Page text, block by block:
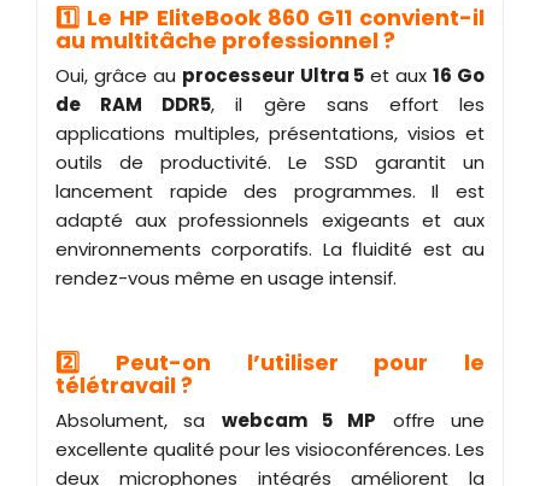
1️⃣ Le HP EliteBook 860 G11 convient-il
au multitâche professionnel ?
Oui, grâce au processeur Ultra 5 et aux16 Go
de RAM DDR5, il gère sans effort les
applications multiples, présentations, visios et
outils de productivité. Le SSD garantit un
lancement rapide des programmes. Il est
adapté aux professionnels exigeants et aux
environnements corporatifs. La fluidité est au
rendez-vous même en usage intensif.
2️⃣ Peut-on l’utiliser pour le
télétravail ?
Absolument, sa webcam 5 MP offre une
excellente qualité pour les visioconférences. Les
deux microphones intégrés améliorent la